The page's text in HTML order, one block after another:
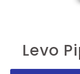
Levo